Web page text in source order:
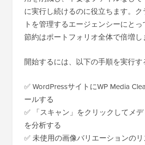
に実行し続けるのに役立ちます。ク
トを管理するエージェンシーにと
節約はポートフォリオ全体で倍増し
開始するには、以下の手順を実行す
✅ WordPressサイトにWP Media
ールする
✅ 「スキャン」をクリックしてメ
を分析する
✅ 未使用の画像バリエーションの